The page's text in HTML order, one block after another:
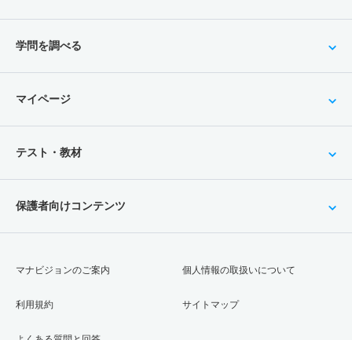
学問を調べる
マイページ
テスト・教材
保護者向けコンテンツ
マナビジョンのご案内
利用規約
個人情報の取扱いについて
サイトマップ